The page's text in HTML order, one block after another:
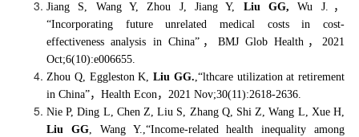
Jiang S, Wang Y, Zhou J, Jiang Y, Liu GG,Wu J. ，
“Incorporating future unrelated medical costs in cost-
effectiveness analysis in China”， BMJ Glob Health ，2021
Oct;6(10):e006655.
Zhou Q, Eggleston K, Liu GG.,“lthcare utilization at retirement
in China”， Health Econ， 2021 Nov;30(11):2618-2636.
Nie P, Ding L, Chen Z, Liu S, Zhang Q, Shi Z, Wang L, Xue H,
Liu GG, Wang Y.,“Income-related health inequality among